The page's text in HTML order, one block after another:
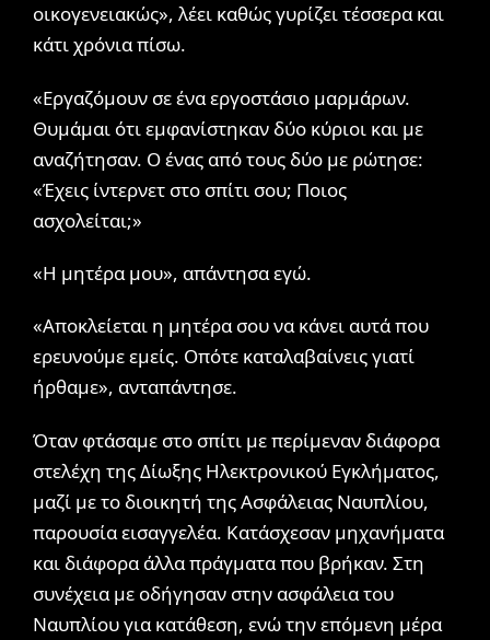
οικογενειακώς», λέει καθώς γυρίζει τέσσερα και
κάτι χρόνια πίσω.
«Εργαζόμουν σε ένα εργοστάσιο μαρμάρων.
Θυμάμαι ότι εμφανίστηκαν δύο κύριοι και με
αναζήτησαν. Ο ένας από τους δύο με ρώτησε:
«Έχεις ίντερνετ στο σπίτι σου; Ποιος
ασχολείται;»
«Η μητέρα μου», απάντησα εγώ.
«Αποκλείεται η μητέρα σου να κάνει αυτά που
ερευνούμε εμείς. Οπότε καταλαβαίνεις γιατί
ήρθαμε», ανταπάντησε.
Όταν φτάσαμε στο σπίτι με περίμεναν διάφορα
στελέχη της Δίωξης Ηλεκτρονικού Εγκλήματος,
μαζί με το διοικητή της Ασφάλειας Ναυπλίου,
παρουσία εισαγγελέα. Κατάσχεσαν μηχανήματα
και διάφορα άλλα πράγματα που βρήκαν. Στη
συνέχεια με οδήγησαν στην ασφάλεια του
Ναυπλίου για κατάθεση, ενώ την επόμενη μέρα